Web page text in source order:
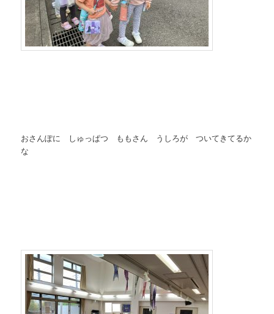
おさんぽに しゅっぱつ ももさん うしろが ついてきてるか
な